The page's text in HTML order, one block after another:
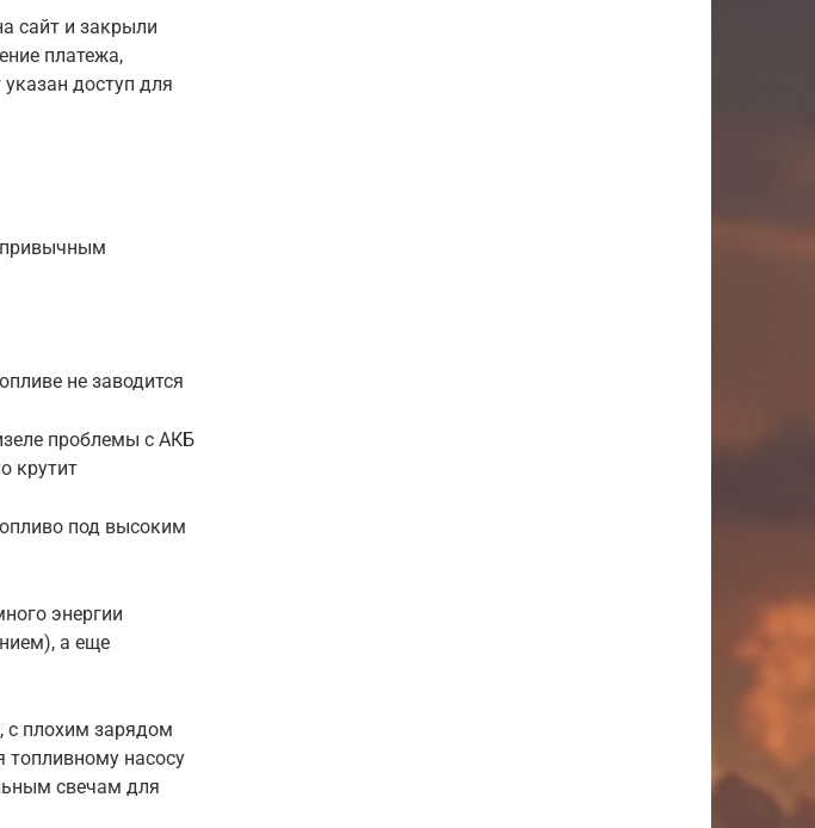
сайт и закрыли
платежа,
доступ для
привычным
не заводится
проблемы с АКБ
крутит
под высоким
энергии
а еще
с плохим зарядом
топливному насосу
свечам для